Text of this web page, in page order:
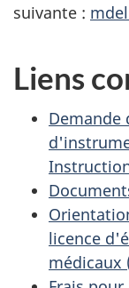
suivante :
Liens
Demande
licence
médicaux